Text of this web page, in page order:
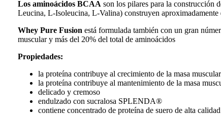
Los aminoácidos BCAA son los pilares para la construcción
Leucina, L-Isoleucina, L-Valina) construyen
Whey Pure Fusion está formulada también con un gran
muscular y más del 20% del total de aminoácidos
Propiedades:
la proteína contribuye al crecimiento de la masa muscular
la proteína contribuye al mantenimiento de la masa
delicado y cremoso
endulzado con sucralosa SPLENDA®
contiene concentrado de proteína de suero de alta